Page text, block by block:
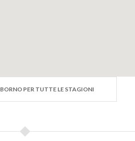
BORNO PER TUTTE LE STAGIONI